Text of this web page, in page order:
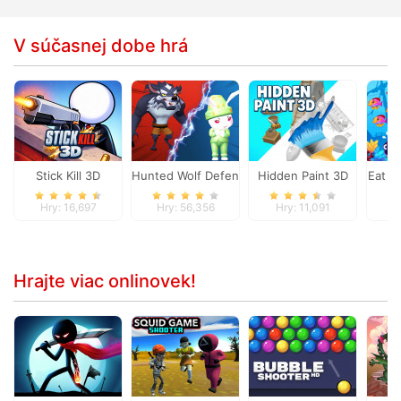
V súčasnej dobe hrá
Stick Kill 3D
Hry: 16,697
Hunted Wolf Defense Game
Hry: 56,356
Hidden Paint 3D
Hry: 11,091
Eat
Hrajte viac onlinovek!